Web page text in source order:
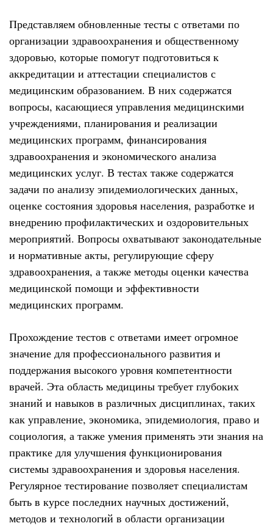
Представляем обновленные тесты с ответами по
организации здравоохранения и общественному
здоровью, которые помогут подготовиться к
аккредитации и аттестации специалистов с
медицинским образованием. В них содержатся
вопросы, касающиеся управления медицинскими
учреждениями, планирования и реализации
медицинских программ, финансирования
здравоохранения и экономического анализа
медицинских услуг. В тестах также содержатся
задачи по анализу эпидемиологических данных,
оценке состояния здоровья населения, разработке и
внедрению профилактических и оздоровительных
мероприятий. Вопросы охватывают законодательные
и нормативные акты, регулирующие сферу
здравоохранения, а также методы оценки качества
медицинской помощи и эффективности
медицинских программ.
Прохождение тестов с ответами имеет огромное
значение для профессионального развития и
поддержания высокого уровня компетентности
врачей. Эта область медицины требует глубоких
знаний и навыков в различных дисциплинах, таких
как управление, экономика, эпидемиология, право и
социология, а также умения применять эти знания на
практике для улучшения функционирования
системы здравоохранения и здоровья населения.
Регулярное тестирование позволяет специалистам
быть в курсе последних научных достижений,
методов и технологий в области организации